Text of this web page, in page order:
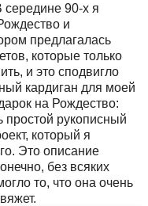
90-х я
и
предлагалась
которые только
и это сподвигло
кардиган для моей
на Рождество:
простой рукописный
который я
Это описание
без всяких
то, что она очень